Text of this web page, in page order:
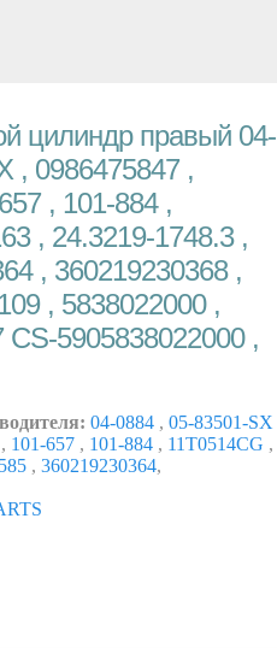
цилиндр правый 04-
, 0986475847 ,
, 101-884 ,
, 24.3219-1748.3 ,
, 360219230368 ,
, 5838022000 ,
CS-5905838022000 ,
04-0884 , 05-83501-SX
, 101-657 , 101-884 , 11T0514CG ,
, 360219230364,